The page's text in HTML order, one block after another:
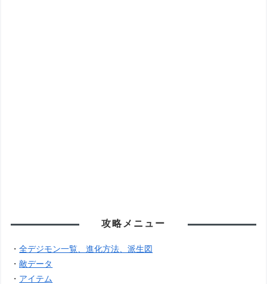
攻略メニュー
・全デジモン一覧、進化方法、派生図
・敵データ
・ アイテム